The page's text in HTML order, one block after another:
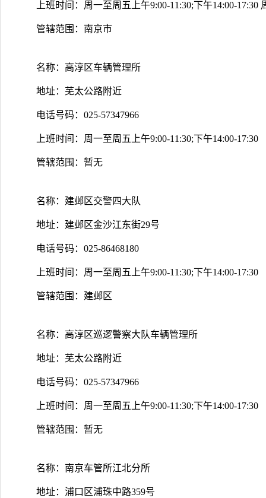
上班时间：周一至周五上午9:00-11:30;下午14:00-17:30
管辖范围：南京市
名称：高淳区车辆管理所
地址：芜太公路附近
电话号码：025-57347966
上班时间：周一至周五上午9:00-11:30;下午14:00-17:30
管辖范围：暂无
名称：建邺区交警四大队
地址：建邺区金沙江东街29号
电话号码：025-86468180
上班时间：周一至周五上午9:00-11:30;下午14:00-17:30
管辖范围：建邺区
名称：高淳区巡逻警察大队车辆管理所
地址：芜太公路附近
电话号码：025-57347966
上班时间：周一至周五上午9:00-11:30;下午14:00-17:30
管辖范围：暂无
名称：南京车管所江北分所
地址：浦口区浦珠中路359号